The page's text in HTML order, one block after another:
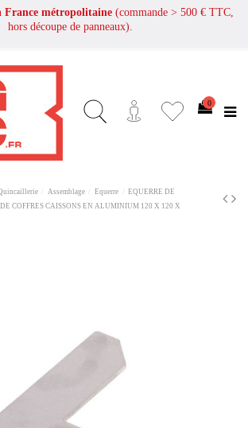
France métropolitaine (commande > 500 € TTC,
hors découpe de panneaux).
0
Assemblage Equerre
EQUERRE DE
COFFRES CAISSONS EN ALUMINIUM 120 X 120 X